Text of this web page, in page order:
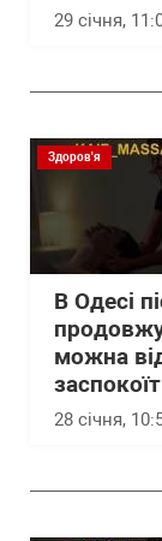
29 січня,
Здоров'я
В Одесі
можна
28 січня,